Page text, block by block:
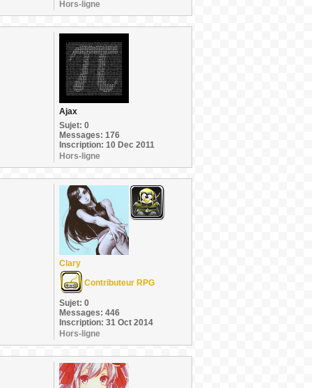
Hors-ligne
Ajax
Sujet: 0
Messages: 176
Inscription: 10 Dec 2011
Hors-ligne
Clary
Contributeur RPG
Sujet: 0
Messages: 446
Inscription: 31 Oct 2014
Hors-ligne